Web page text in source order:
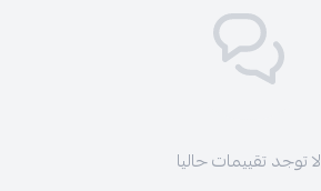
لا توجد تقييمات حاليا